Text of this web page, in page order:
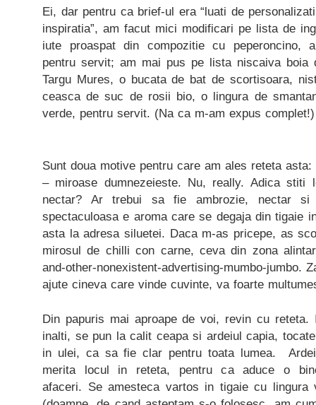
Ei, dar pentru ca brief-ul era “luati de
inspiratia”, am facut mici modificari pe lista de
iute proaspat din compozitie cu peperoncino,
pentru servit; am mai pus pe lista niscaiva boia
Targu Mures, o bucata de bat de scortisoara,
ceasca de suc de rosii bio, o lingura de
verde, pentru servit. (Na ca m-am expus complet!)
Sunt doua motive pentru care am ales reteta
– miroase dumnezeieste. Nu, really. Adica stiti
nectar? Ar trebui sa fie ambrozie, nectar
spectaculoasa e aroma care se degaja din tigaie
asta la adresa siluetei. Daca m-as pricepe, as
mirosul de chilli con carne, ceva din zona
and-other-nonexistent-advertising-mumbo-jumbo.
ajute cineva care vinde cuvinte, va foarte
Din papuris mai aproape de voi, revin cu
inalti, se pun la calit ceapa si ardeiul capia,
in ulei, ca sa fie clar pentru toata lumea.
merita locul in reteta, pentru ca aduce o
afaceri. Se amesteca vartos in tigaie cu